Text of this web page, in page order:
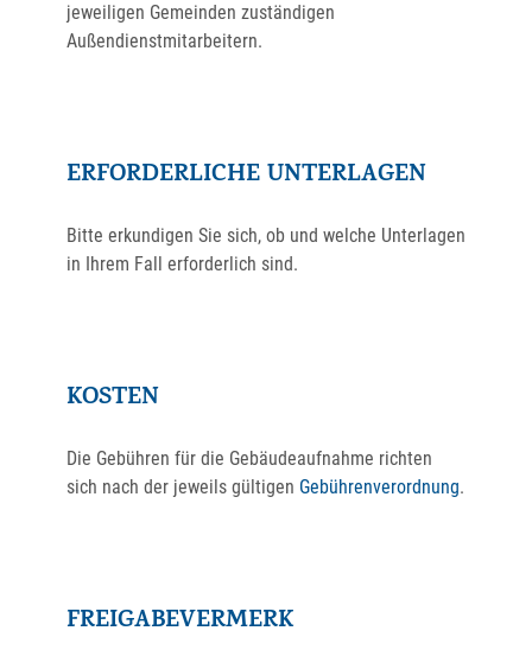
jeweiligen Gemeinden zuständigen
Außendienstmitarbeitern.
ERFORDERLICHE UNTERLAGEN
Bitte erkundigen Sie sich, ob und welche Unterlagen
in Ihrem Fall erforderlich sind.
KOSTEN
Die Gebühren für die Gebäudeaufnahme richten
sich nach der jeweils gültigen Gebührenverordnung.
FREIGABEVERMERK